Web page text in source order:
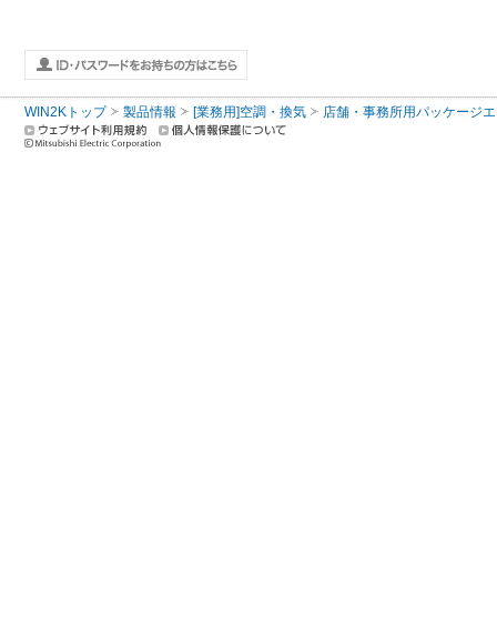
WIN2Kトップ 製品情報 [業務用]空調・換気 店舗・事務所用パッケージ